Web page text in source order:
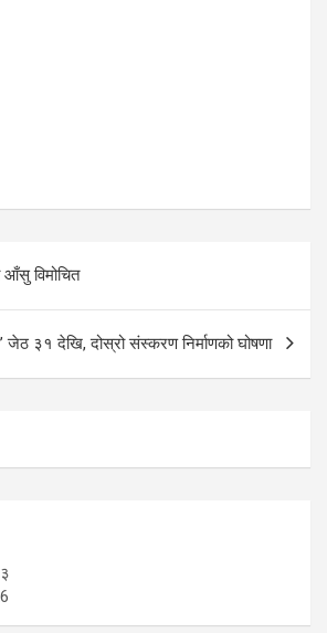
आँसु विमोचित
जेठ ३१ देखि, दोस्रो संस्करण निर्माणको घोषणा